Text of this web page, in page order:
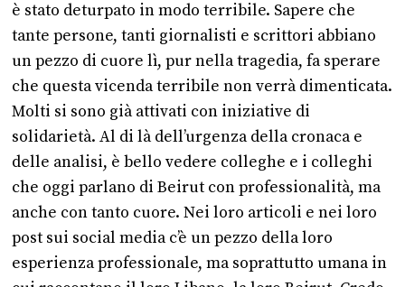
è stato deturpato in modo terribile. Sapere che
tante persone, tanti giornalisti e scrittori abbiano
un pezzo di cuore lì, pur nella tragedia, fa sperare
che questa vicenda terribile non verrà dimenticata.
Molti si sono già attivati con iniziative di
solidarietà. Al di là dell’urgenza della cronaca e
delle analisi, è bello vedere colleghe e i colleghi
che oggi parlano di Beirut con professionalità, ma
anche con tanto cuore. Nei loro articoli e nei loro
post sui social media c’è un pezzo della loro
esperienza professionale, ma soprattutto umana in